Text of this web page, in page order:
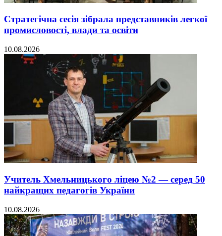
Стратегічна сесія зібрала представників легкої
промисловості, влади та освіти
10.08.2026
Учитель Хмельницького ліцею №2 — серед 50
найкращих педагогів України
10.08.2026